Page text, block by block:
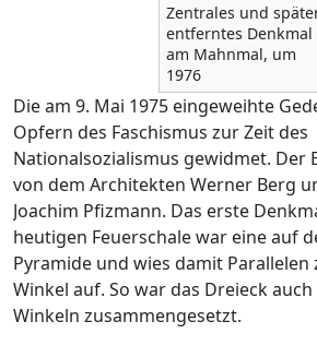
Zentrales und
entferntes Denkmal
am Mahnmal, um
1976
Die am 9. Mai 1975 eingeweihte
Opfern des Faschismus zur Zeit des
Nationalsozialismus gewidmet. Der
von dem Architekten Werner Berg
Joachim Pfizmann. Das erste
heutigen Feuerschale war eine auf
Pyramide und wies damit Parallelen
Winkel auf. So war das Dreieck
Winkeln zusammengesetzt.